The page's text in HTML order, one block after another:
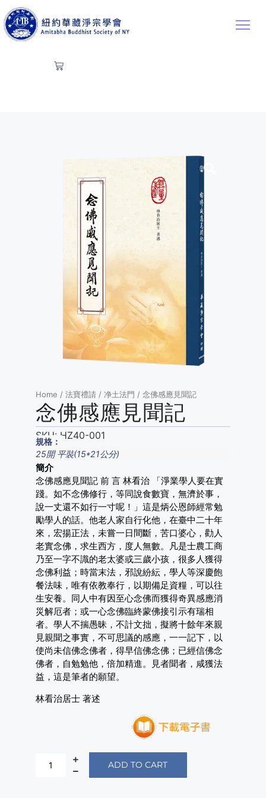
Home / 法寶禮請 / 净土法門 / 念佛感應見聞記
念佛感應見聞記
SKU: HZ40-001
規格：
25開 平裝(15*21公分)
簡介
念佛感應見聞記 前 言 林看治 「淨業學人要在實
踐。如不念佛修行，等同說食數寶，無濟於事，
說一丈還不如行一寸呢！」這是炳公恩師經常勉
勵學人的話。他老人家自行化他，在臺中二十年
來，宏揚正法，未嘗一日間斷，苦口婆心，勸人
老實念佛，求生西方，度人無數。凡是士農工商
乃至一字不識的老太婆或三歲小孩，很多人獲得
念佛利益；時當末法，邪說紛紜，學人等深慶飽
餐法味，唯有依教奉行，以期備足資糧，可以往
生安養。同人中有因至心念佛而獲得奇異感應消
災解厄者；或一心念佛臨終蒙佛接引示有瑞相
者。學人不揣愚昧，不計文拙，擬將十餘年來親
見親聞之事實，不可思議的感應，一一記下，以
使尚未信佛念佛者，得早信佛念佛；已經信佛念
佛者，自勉勉他，倍加精進。見者聞者，咸獲法
益，這是筆者的願望。
林看治居士 著述
ADD TO CART